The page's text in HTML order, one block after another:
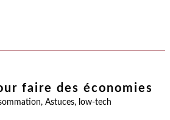
faire des économies
, Astuces, low-tech